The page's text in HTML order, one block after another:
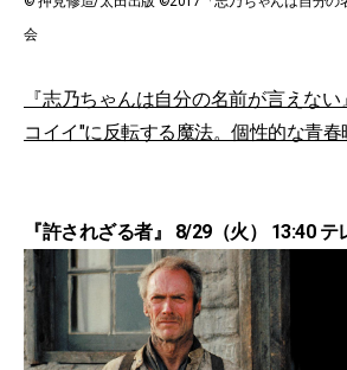
会
『志乃ちゃんは自分の名前が言えな
コイイ"に反転する魔法。個性的な青
『許されざる者』 8/29（火） 13:40 テ